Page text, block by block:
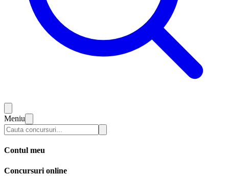
Meniu
Contul meu
Concursuri online